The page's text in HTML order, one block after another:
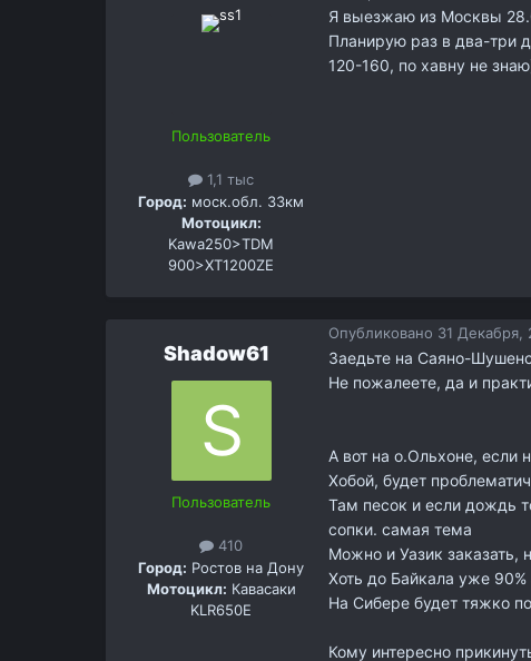
Пользователь
1,1 тыс
Город: моск.обл. 33км
Мотоцикл:
Kawa250>TDM
900>XT1200ZE
Я выезжаю из Москвы
Планирую раз в два-три
120-160, по хавну не
Shadow61
Пользователь
410
Город: Ростов на Дону
Мотоцикл: Кавасаки
KLR650Е
Опубликовано 31 Декабря,
Заедьте на Саяно-
Не пожалеете, да и
А вот на о.Ольхоне, если
Хобой, будет
Там песок и если дождь
сопки. самая тема
Можно и Уазик заказать,
Хоть до Байкала уже
На Сибере будет тяжко
Кому интересно